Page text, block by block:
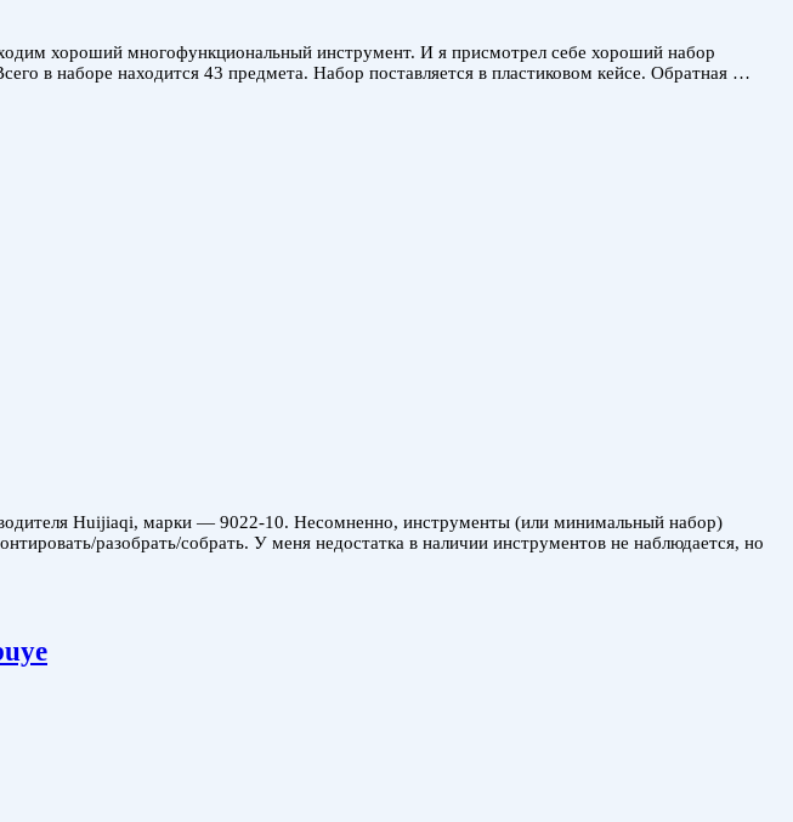
хороший многофункциональный инструмент. И я присмотрел себе хороший набор
в наборе находится 43 предмета. Набор поставляется в пластиковом кейсе. Обратная …
Huijiaqi, марки — 9022-10. Несомненно, инструменты (или минимальный набор)
разобрать/собрать. У меня недостатка в наличии инструментов не наблюдается, но